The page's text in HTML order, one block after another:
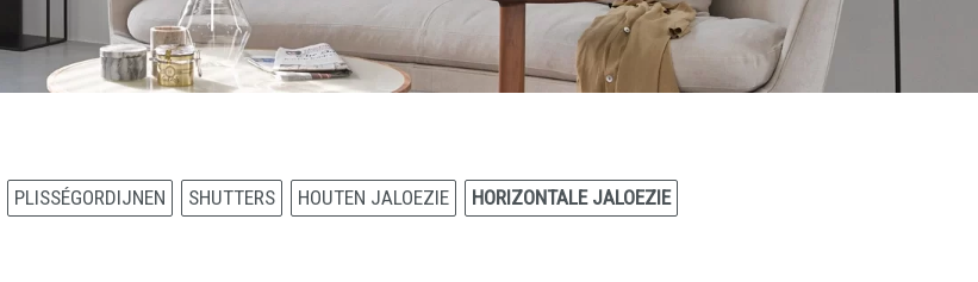
PLISSÉGORDIJNEN SHUTTERS HOUTEN JALOEZIE
HORIZONTALE JALOEZIE